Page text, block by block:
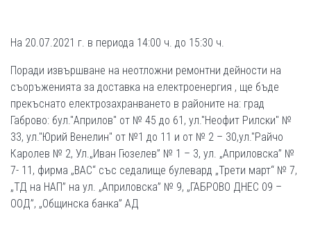
На 20.07.2021 г. в периода 14:00 ч. до 15:30 ч.
Поради извършване на неотложни ремонтни дейности на
съоръженията за доставка на електроенергия , ще бъде
прекъснато електрозахранването в районите на: град
Габрово: бул."Априлов" от № 45 до 61, ул."Неофит Рилски" №
33, ул."Юрий Венелин" от №1 до 11 и от № 2 – 30,ул."Райчо
Каролев № 2, Ул.„Иван Гюзелев” № 1 – 3, ул. „Априловска” №
7- 11, фирма „ВАС“ със седалище булевард „Трети март“ № 7,
„ТД на НАП” на ул. „Априловска” № 9, „ГАБРОВО ДНЕС 09 –
ООД”, „Общинска банка” АД